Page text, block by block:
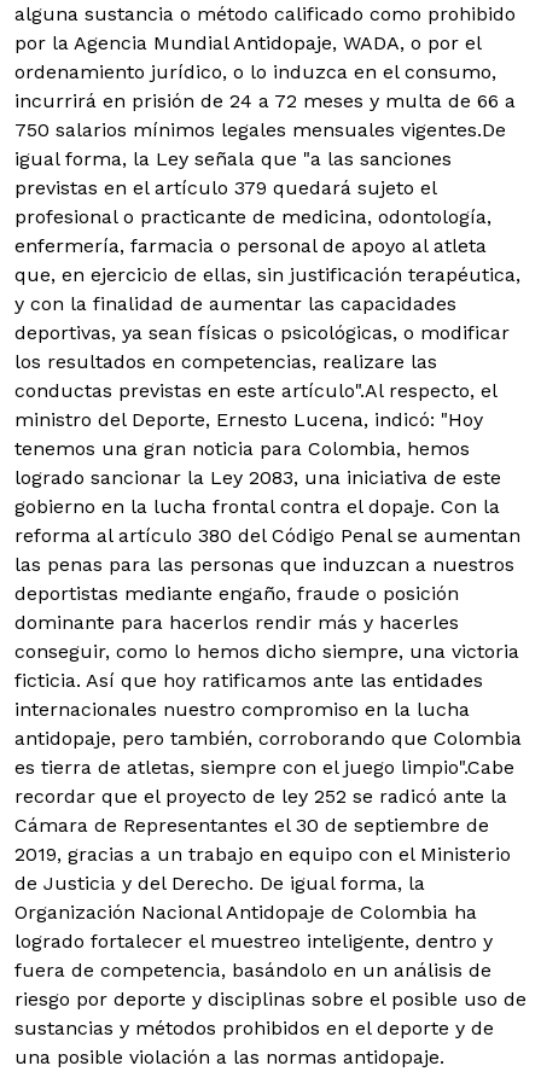
alguna sustancia o método calificado como prohibido
por la Agencia Mundial Antidopaje, WADA, o por el
ordenamiento jurídico, o lo induzca en el consumo,
incurrirá en prisión de 24 a 72 meses y multa de 66 a
750 salarios mínimos legales mensuales vigentes.De
igual forma, la Ley señala que "a las sanciones
previstas en el artículo 379 quedará sujeto el
profesional o practicante de medicina, odontología,
enfermería, farmacia o personal de apoyo al atleta
que, en ejercicio de ellas, sin justificación terapéutica,
y con la finalidad de aumentar las capacidades
deportivas, ya sean físicas o psicológicas, o modificar
los resultados en competencias, realizare las
conductas previstas en este artículo".Al respecto, el
ministro del Deporte, Ernesto Lucena, indicó: "Hoy
tenemos una gran noticia para Colombia, hemos
logrado sancionar la Ley 2083, una iniciativa de este
gobierno en la lucha frontal contra el dopaje. Con la
reforma al artículo 380 del Código Penal se aumentan
las penas para las personas que induzcan a nuestros
deportistas mediante engaño, fraude o posición
dominante para hacerlos rendir más y hacerles
conseguir, como lo hemos dicho siempre, una victoria
ficticia. Así que hoy ratificamos ante las entidades
internacionales nuestro compromiso en la lucha
antidopaje, pero también, corroborando que Colombia
es tierra de atletas, siempre con el juego limpio".Cabe
recordar que el proyecto de ley 252 se radicó ante la
Cámara de Representantes el 30 de septiembre de
2019, gracias a un trabajo en equipo con el Ministerio
de Justicia y del Derecho. De igual forma, la
Organización Nacional Antidopaje de Colombia ha
logrado fortalecer el muestreo inteligente, dentro y
fuera de competencia, basándolo en un análisis de
riesgo por deporte y disciplinas sobre el posible uso de
sustancias y métodos prohibidos en el deporte y de
una posible violación a las normas antidopaje.